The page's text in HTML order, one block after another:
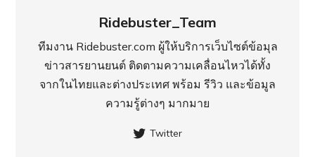
Ridebuster_Team
ทีมงาน Ridebuster.com ผู้ให้บริการเว็บไซต์ข้อมุล
ข่าวสารยานยนต์ ติดตามความเคลื่อนไหวได้ทั้ง
จากในไทยและต่างประเทศ พร้อม รีวิว และข้อมูล
ความรู้ต่างๆ มากมาย
Twitter